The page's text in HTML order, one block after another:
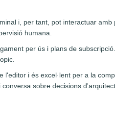
i, per tant, pot interactuar
humana.
per ús i plans de
i és excel·lent per a la
sobre decisions